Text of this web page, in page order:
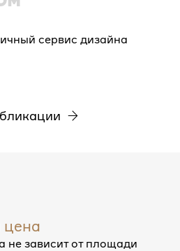
сервис дизайна
не зависит от площади